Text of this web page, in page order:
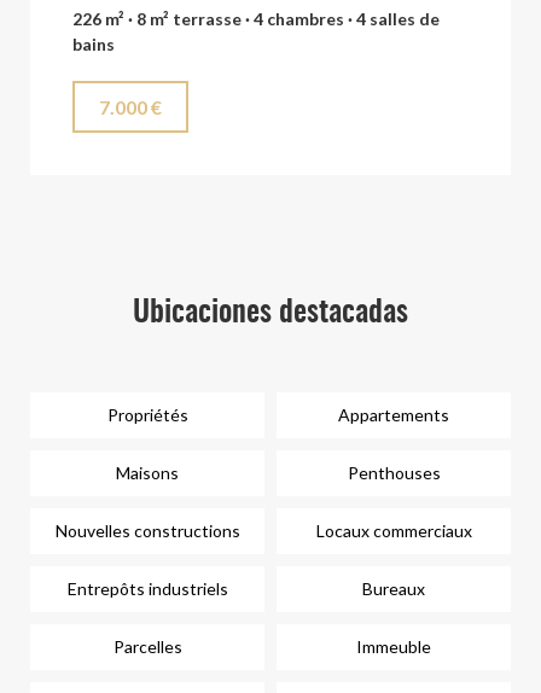
226 m² · 8 m² terrasse · 4 chambres · 4 salles de
bains
7.000 €
Ubicaciones destacadas
Propriétés Appartements
Maisons Penthouses
Nouvelles constructions Locaux commerciaux
Entrepôts industriels Bureaux
Parcelles Immeuble